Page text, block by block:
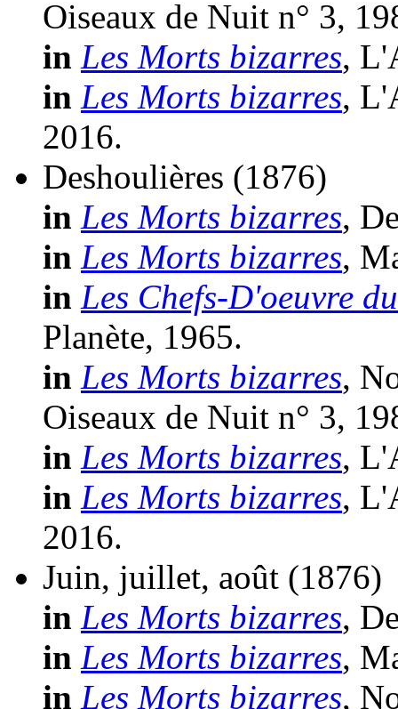
Oiseaux de Nuit n° 3,
in Les Morts bizarres,
in Les Morts bizarres,
2016.
Deshoulières (1876)
in Les Morts bizarres,
in Les Morts bizarres,
in Les Chefs-D'oeuvre
Planète, 1965.
in Les Morts bizarres,
Oiseaux de Nuit n° 3,
in Les Morts bizarres,
in Les Morts bizarres,
2016.
Juin, juillet, août (1876)
in Les Morts bizarres,
in Les Morts bizarres,
in Les Morts bizarres,